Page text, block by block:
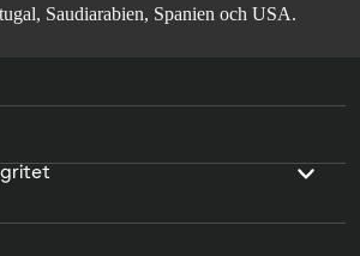
Saudiarabien, Spanien och USA.